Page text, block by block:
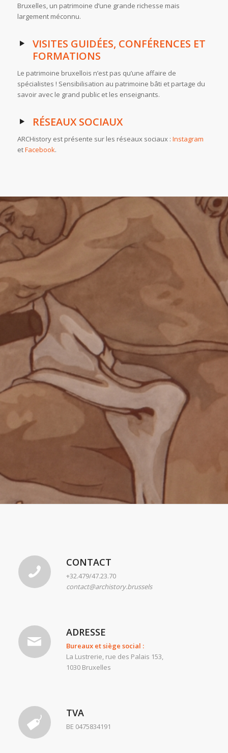
Bruxelles, un patrimoine d’une grande richesse mais
largement méconnu.
VISITES GUIDÉES, CONFÉRENCES ET
FORMATIONS
Le patrimoine bruxellois n’est pas qu’une affaire de
spécialistes ! Sensibilisation au patrimoine bâti et partage du
savoir avec le grand public et les enseignants.
RÉSEAUX SOCIAUX
ARCHistory est présente sur les réseaux sociaux : Instagram
etFacebook.
CONTACT
+32.479/47.23.70
contact@archistory.brussels
ADRESSE
Bureaux et siège social :
La Lustrerie, rue des Palais 153,
1030 Bruxelles
TVA
BE 0475834191